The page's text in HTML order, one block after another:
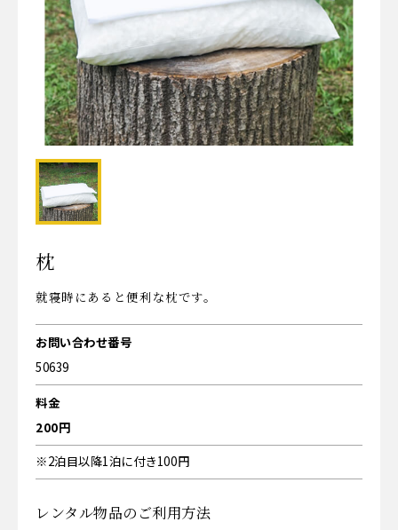
枕
就寝時にあると便利な枕です。
お問い合わせ番号
50639
料金
200円
※2泊目以降1泊に付き100円
レンタル物品のご利用方法